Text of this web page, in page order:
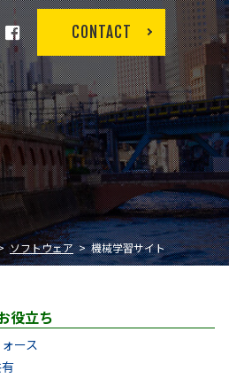
CONTACT
ソフトウェア 機械学習サイト
役立ち
ース